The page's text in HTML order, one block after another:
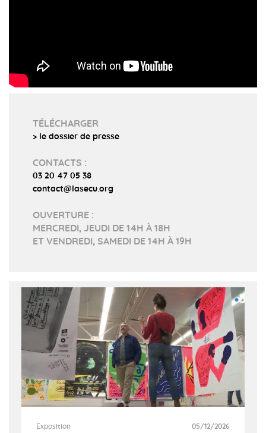
TÉLÉCHARGER
> le dossier de presse
CONTACTS :
03 20 47 05 38
contact@lasecu.org
OUVERTURE :
MERCREDI, JEUDI DE 14H À 18H
ET VENDREDI, SAMEDI DE 14H À 19H
Exposition 05/12/2026